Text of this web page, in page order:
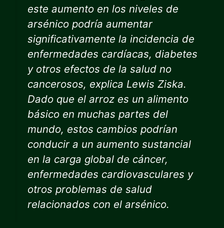
este aumento en los niveles de
arsénico podría aumentar
significativamente la incidencia de
enfermedades cardíacas, diabetes
y otros efectos de la salud no
cancerosos, explica Lewis Ziska.
Dado que el arroz es un alimento
básico en muchas partes del
mundo, estos cambios podrían
conducir a un aumento sustancial
en la carga global de cáncer,
enfermedades cardiovasculares y
otros problemas de salud
relacionados con el arsénico.